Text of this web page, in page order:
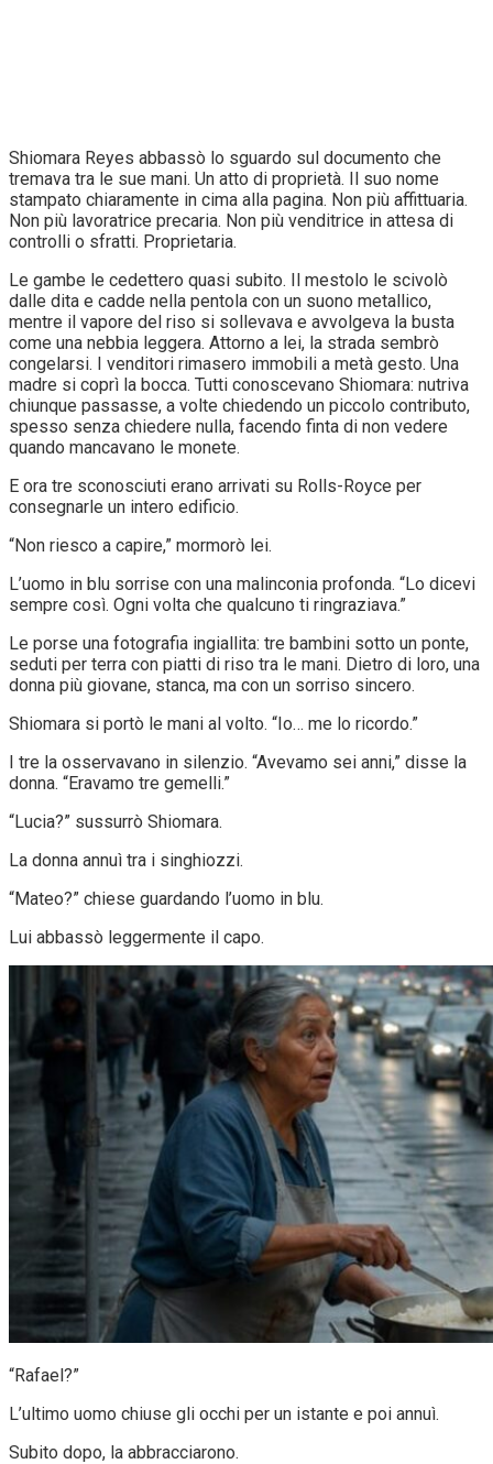
Shiomara Reyes abbassò lo sguardo sul documento che
tremava tra le sue mani. Un atto di proprietà. Il suo nome
stampato chiaramente in cima alla pagina. Non più affittuaria.
Non più lavoratrice precaria. Non più venditrice in attesa di
controlli o sfratti. Proprietaria.
Le gambe le cedettero quasi subito. Il mestolo le scivolò
dalle dita e cadde nella pentola con un suono metallico,
mentre il vapore del riso si sollevava e avvolgeva la busta
come una nebbia leggera. Attorno a lei, la strada sembrò
congelarsi. I venditori rimasero immobili a metà gesto. Una
madre si coprì la bocca. Tutti conoscevano Shiomara: nutriva
chiunque passasse, a volte chiedendo un piccolo contributo,
spesso senza chiedere nulla, facendo finta di non vedere
quando mancavano le monete.
E ora tre sconosciuti erano arrivati su Rolls-Royce per
consegnarle un intero edificio.
“Non riesco a capire,” mormorò lei.
L’uomo in blu sorrise con una malinconia profonda. “Lo dicevi
sempre così. Ogni volta che qualcuno ti ringraziava.”
Le porse una fotografia ingiallita: tre bambini sotto un ponte,
seduti per terra con piatti di riso tra le mani. Dietro di loro, una
donna più giovane, stanca, ma con un sorriso sincero.
Shiomara si portò le mani al volto. “Io… me lo ricordo.”
I tre la osservavano in silenzio. “Avevamo sei anni,” disse la
donna. “Eravamo tre gemelli.”
“Lucia?” sussurrò Shiomara.
La donna annuì tra i singhiozzi.
“Mateo?” chiese guardando l’uomo in blu.
Lui abbassò leggermente il capo.
“Rafael?”
L’ultimo uomo chiuse gli occhi per un istante e poi annuì.
Subito dopo, la abbracciarono.